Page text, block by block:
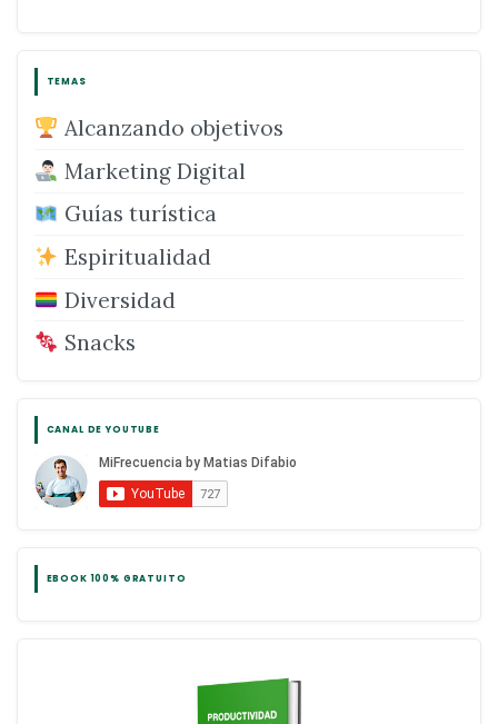
TEMAS
Alcanzando objetivos
Marketing Digital
Guías turística
Espiritualidad
Diversidad
Snacks
CANAL DE YOUTUBE
EBOOK 100% GRATUITO